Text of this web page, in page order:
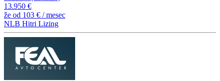
13.950 €
že od 103 € / mesec
NLB Hitri Lizing